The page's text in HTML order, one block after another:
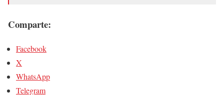
Comparte:
Facebook
X
WhatsApp
Telegram